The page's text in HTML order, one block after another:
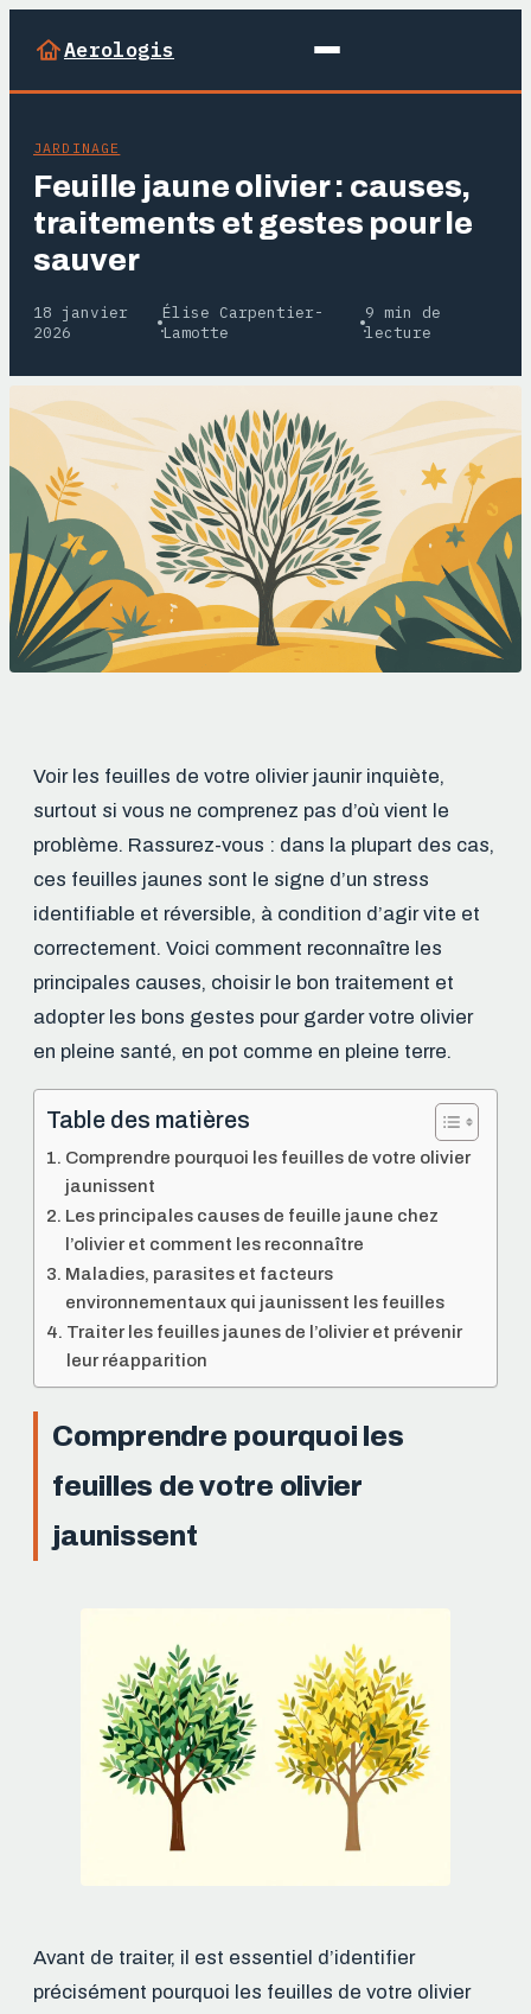
Aerologis
JARDINAGE
Feuille jaune olivier : causes,
traitements et gestes pour le
sauver
18 janvier
2026
·
Élise Carpentier-
Lamotte
·
9 min de
lecture
Voir les feuilles de votre olivier jaunir inquiète,
surtout si vous ne comprenez pas d’où vient le
problème. Rassurez-vous : dans la plupart des cas,
ces feuilles jaunes sont le signe d’un stress
identifiable et réversible, à condition d’agir vite et
correctement. Voici comment reconnaître les
principales causes, choisir le bon traitement et
adopter les bons gestes pour garder votre olivier
en pleine santé, en pot comme en pleine terre.
Table des matières
Comprendre pourquoi les feuilles de votre olivier
jaunissent
Les principales causes de feuille jaune chez
l’olivier et comment les reconnaître
Maladies, parasites et facteurs
environnementaux qui jaunissent les feuilles
Traiter les feuilles jaunes de l’olivier et prévenir
leur réapparition
Comprendre pourquoi les
feuilles de votre olivier
jaunissent
Avant de traiter, il est essentiel d’identifier
précisément pourquoi les feuilles de votre olivier